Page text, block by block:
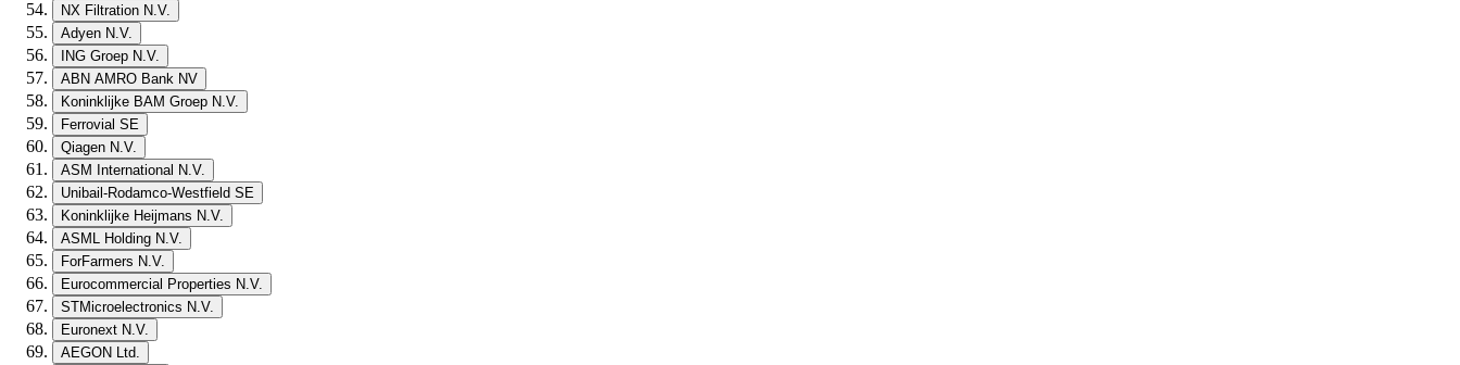
NX Filtration N.V.
Adyen N.V.
ING Groep N.V.
ABN AMRO Bank NV
Koninklijke BAM Groep N.V.
Ferrovial SE
Qiagen N.V.
ASM International N.V.
Unibail-Rodamco-Westfield SE
Koninklijke Heijmans N.V.
ASML Holding N.V.
ForFarmers N.V.
Eurocommercial Properties N.V.
STMicroelectronics N.V.
Euronext N.V.
AEGON Ltd.